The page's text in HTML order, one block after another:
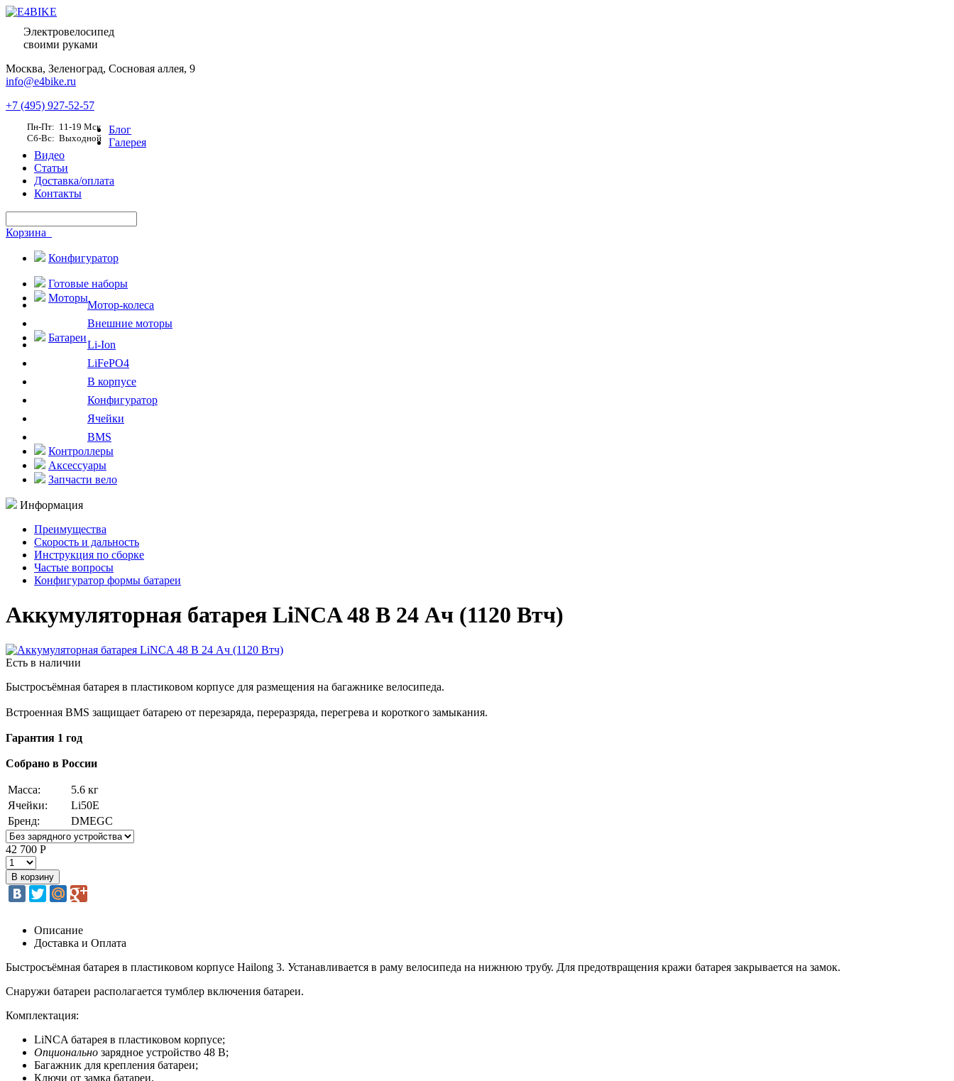
Электровелосипед
своими руками
Москва, Зеленоград, Сосновая аллея, 9
info@e4bike.ru
+7 (495) 927-52-57
Пн-Пт: 11-19 Мск
Сб-Вс: Выходной
Блог
Галерея
Видео
Статьи
Доставка/оплата
Контакты
Корзина
Конфигуратор
Готовые наборы
Моторы
Мотор-колеса
Внешние моторы
Батареи
Li-Ion
LiFePO4
В корпусе
Конфигуратор
Ячейки
BMS
Контроллеры
Аксессуары
Запчасти вело
Информация
Преимущества
Скорость и дальность
Инструкция по сборке
Частые вопросы
Конфигуратор формы батареи
Аккумуляторная батарея LiNCA 48 В 24 Ач (1120 Втч)
Есть в наличии
Быстросъёмная батарея в пластиковом корпусе для размещения на багажнике велосипеда.
Встроенная BMS защищает батарею от перезаряда, переразряда, перегрева и короткого замыкания.
Гарантия 1 год
Собрано в России
Масса:
5.6 кг
Ячейки:
Li50E
Бренд:
DMEGC
42 700 Р
Описание
Доставка и Оплата
Быстросъёмная батарея в пластиковом корпусе Hailong 3. Устанавливается в раму велосипеда на нижнюю трубу. Для предотвращения кражи батарея закрывается на замок.
Снаружи батареи располагается тумблер включения батареи.
Комплектация:
LiNCA батарея в пластиковом корпусе;
Опционально зарядное устройство 48 В;
Багажник для крепления батареи;
Ключи от замка батареи.